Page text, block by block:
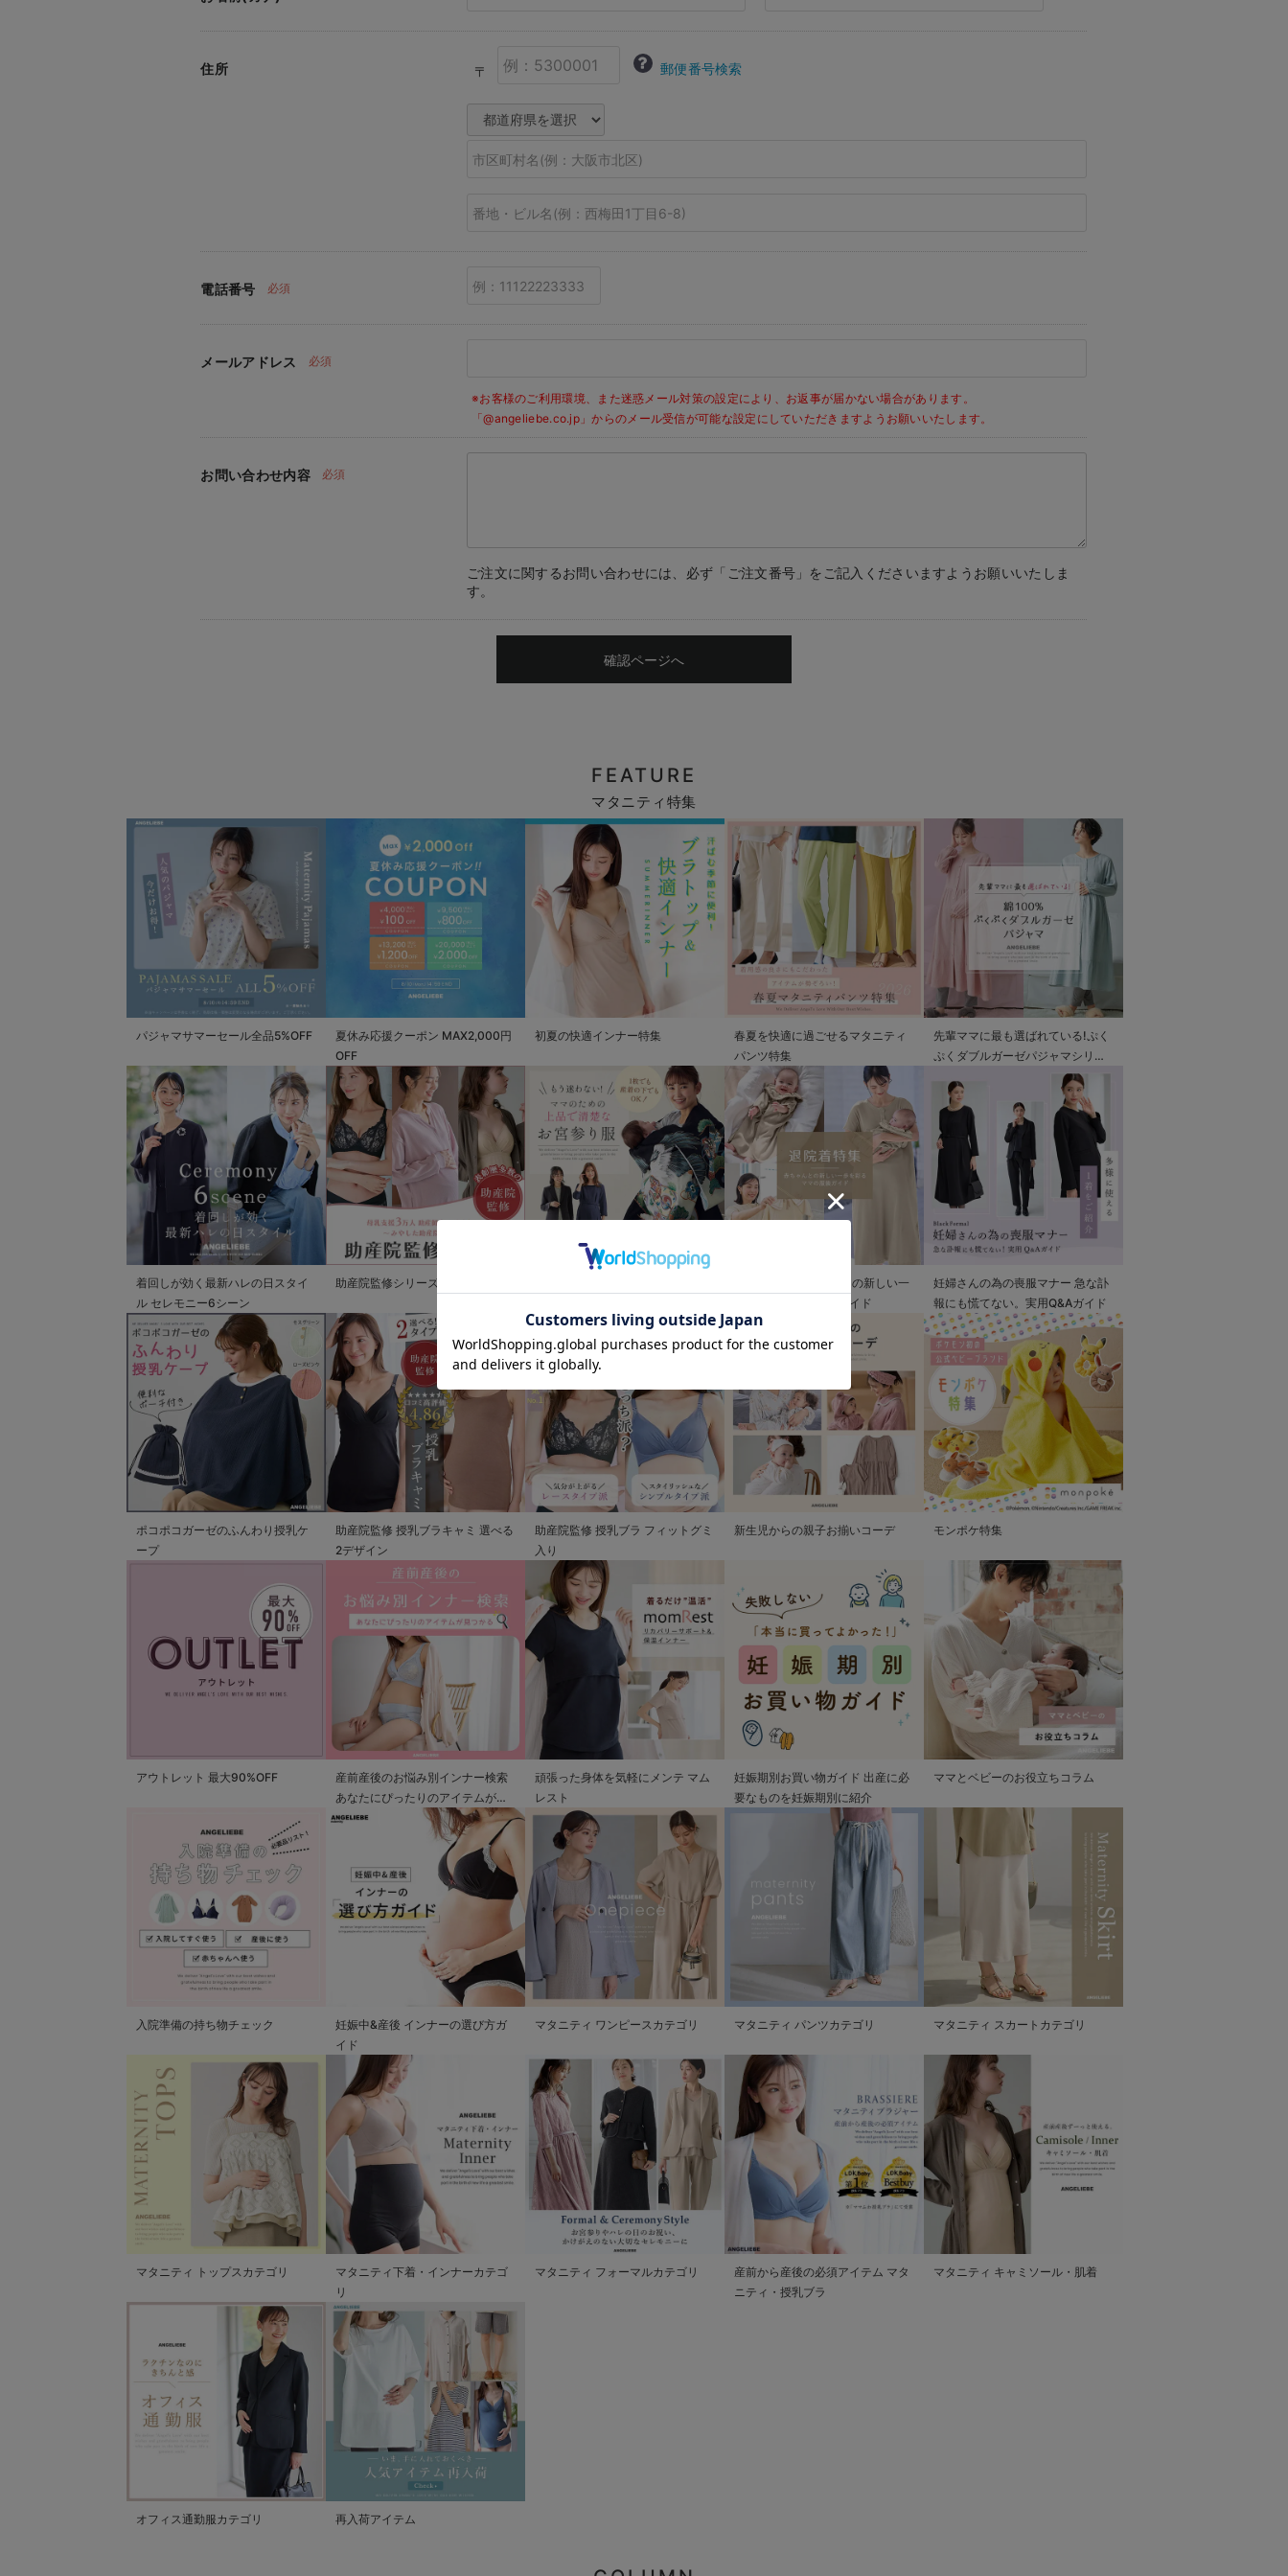
住所 〒 郵便番号検索
電話番号 必須
メールアドレス 必須
※お客様のご利用環境、また迷惑メール対策の設定により、お返事が届かない場合があります。
「@angeliebe.co.jp」からのメール受信が可能な設定にしていただきますようお願いいたします。
お問い合わせ内容 必須
ご注文に関するお問い合わせには、必ず「ご注文番号」をご記入くださいますようお願いいたしま
す。
確認ページへ
FEATURE
マタニティ特集
パジャマサマーセール全品5%OFF
夏休み応援クーポン MAX2,000円
OFF
初夏の快適インナー特集
春夏を快適に過ごせるマタニティ
パンツ特集
先輩ママに最も選ばれている!ぷく
ぷくダブルガーゼパジャマシリー
着回しが効く最新ハレの日スタイ
ル セレモニー6シーン
助産院監修シリーズ
退院着特集 赤ちゃんとの新しい一
歩を彩るママの服装ガイド
妊婦さんの為の喪服マナー 急な訃
報にも慌てない。実用Q&Aガイド
ポコポコガーゼのふんわり授乳ケ
ープ
助産院監修 授乳ブラキャミ 選べる
2デザイン
助産院監修 授乳ブラ フィットグミ
入り
新生児からの親子お揃いコーデ モンポケ特集
アウトレット 最大90%OFF
産前産後のお悩み別インナー検索
あなたにぴったりのアイテムが見
つかる
頑張った身体を気軽にメンテ マム
レスト
妊娠期別お買い物ガイド 出産に必
要なものを妊娠期別に紹介
ママとベビーのお役立ちコラム
入院準備の持ち物チェック
妊娠中&産後 インナーの選び方ガ
イド
マタニティ ワンピースカテゴリ マタニティ パンツカテゴリ マタニティ スカートカテゴリ
マタニティ トップスカテゴリ
マタニティ下着・インナーカテゴ
リ
マタニティ フォーマルカテゴリ
産前から産後の必須アイテム マタ
ニティ・授乳ブラ
マタニティ キャミソール・肌着
オフィス通勤服カテゴリ 再入荷アイテム